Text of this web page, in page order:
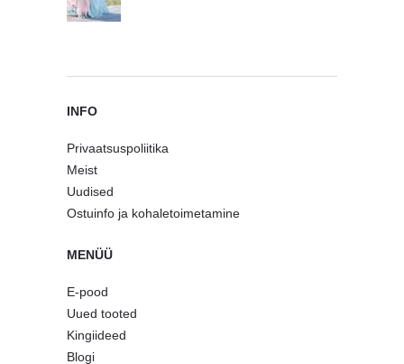
INFO
Privaatsuspoliitika
Meist
Uudised
Ostuinfo ja kohaletoimetamine
MENÜÜ
E-pood
Uued tooted
Kingiideed
Blogi